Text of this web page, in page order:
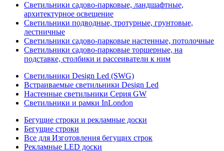
Светильники садово-парковые, ландшафтные,
архитектурное освещение
Светильники подводные, тротурные, грунтовые,
лестничные
Светильники садово-парковые настенные, потолочные
Светильники садово-парковые торшерные, на
подставке, столбики и рассеиватели к ним
Светильники Design Led (SWG)
Встраиваемые светильники Design Led
Настенные светильники Серия GW
Светильники и рамки InLondon
Бегущие строки и рекламные доски
Бегущие строки
Все для Изготовления бегущих строк
Рекламные LED доски